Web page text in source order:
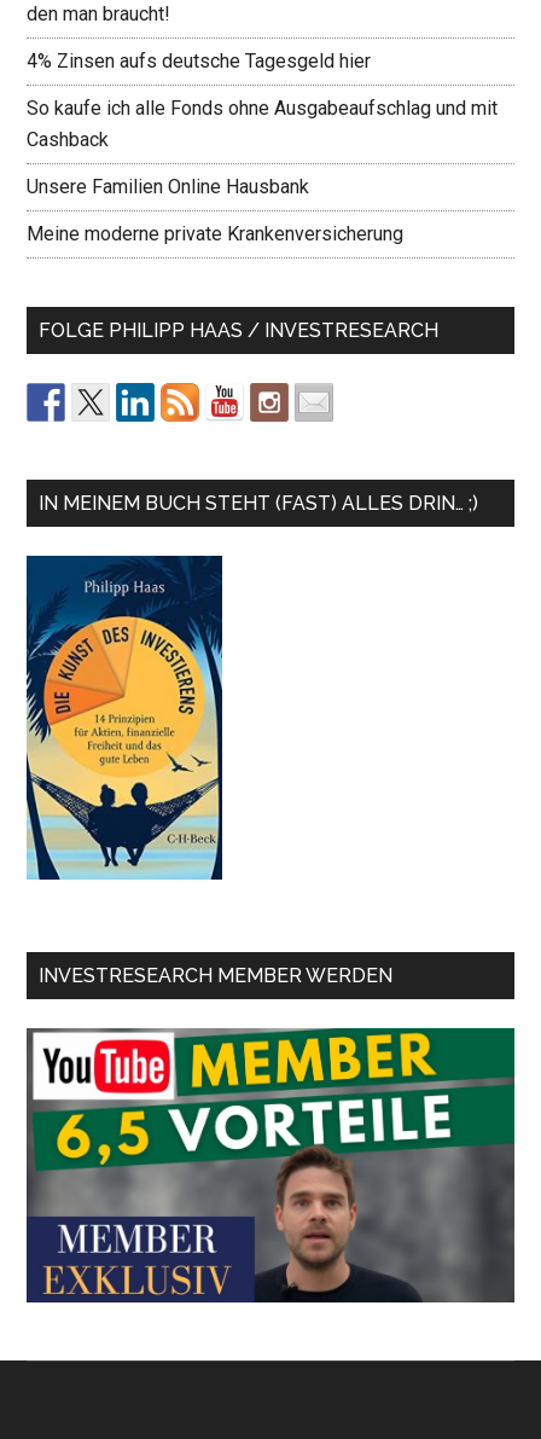
den man braucht!
4% Zinsen aufs deutsche Tagesgeld hier
So kaufe ich alle Fonds ohne Ausgabeaufschlag und mit
Cashback
Unsere Familien Online Hausbank
Meine moderne private Krankenversicherung
FOLGE PHILIPP HAAS / INVESTRESEARCH
IN MEINEM BUCH STEHT (FAST) ALLES DRIN… ;)
INVESTRESEARCH MEMBER WERDEN